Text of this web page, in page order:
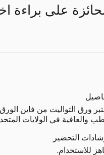
على
ورق التواليت من فاين
والعافية في الولايات
التحضير
للاستخدام.